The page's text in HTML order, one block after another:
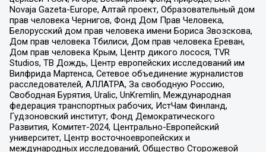
Novaja Gazeta-Europe, Алтай проект, Образовательный дом
прав человека Чернигов, Фонд Дом Прав Человека,
Белорусский дом прав человека имени Бориса Звозскова,
Дом прав человека Тбилиси, Дом прав человека Ереван,
Дом прав человека Крым, Центр дикого лосося, TVR
Studios, ТВ Дождь, Центр европейских исследований им
Вилфрида Мартенса, Сетевое объединение журналистов
расследователей, АЛЛАТРА, За свободную Россию,
Свободная Бурятия, Uralic, UnKremlin, Международная
федерация транспортных рабочих, ИстЧам Финланд,
Гудзоновский институт, Фонд Демократического
Развития, Комитет-2024, Центрально-Европейский
университет, Центр восточноевропейских и
международных исследований, Общество Сторожевой